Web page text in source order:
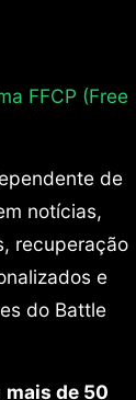
FFCP (Free
de
notícias,
recuperação
e
do Battle
mais de 50